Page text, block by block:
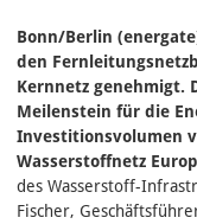
Bonn/Berlin
den
Kernnetz genehmigt.
Meilenstein für die
Investitionsvolumen
Wasserstoffnetz
des Wasserstoff-
Fischer,